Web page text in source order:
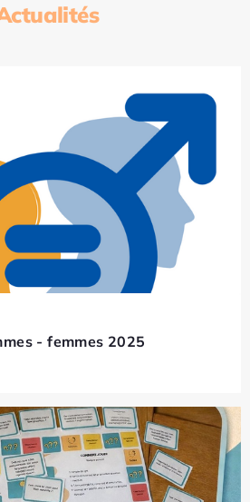
- femmes 2025